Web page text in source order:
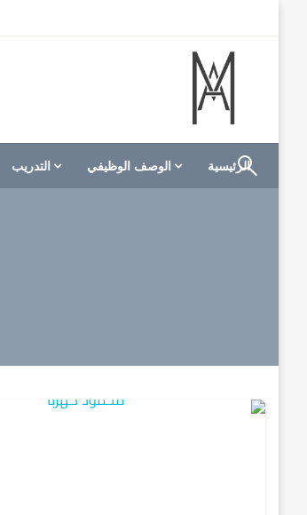
M A hotels | إم ايه هوتيلز
الموقع الأول للعاملين في الفنادق في
الرئيسية الوصف الوظيفي التدريب